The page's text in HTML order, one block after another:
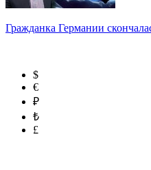
Гражданка Германии
$
€
₽
₺
£